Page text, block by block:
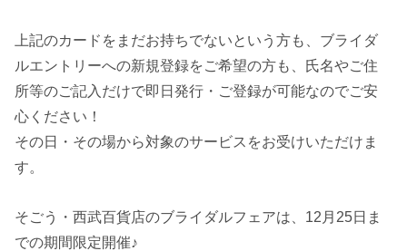
上記のカードをまだお持ちでないという方も、ブライダ
ルエントリーへの新規登録をご希望の方も、氏名やご住
所等のご記入だけで即日発行・ご登録が可能なのでご安
心ください！
その日・その場から対象のサービスをお受けいただけま
す。
そごう・西武百貨店のブライダルフェアは、12月25日ま
での期間限定開催♪